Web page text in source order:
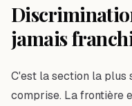
jamais
C'est la section la plus
comprise. La frontière